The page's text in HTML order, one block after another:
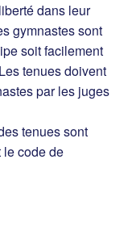
dans leur
gymnastes sont
soit facilement
tenues doivent
par les juges
tenues sont
code de